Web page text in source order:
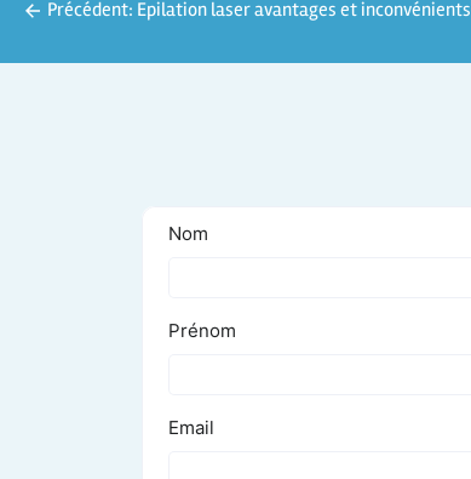
Précédent: Epilation laser avantages et inconvénients